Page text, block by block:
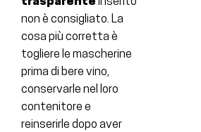
non è consigliato. La
cosa più corretta è
togliere le mascherine
prima di bere vino,
conservarle nel loro
contenitore e
reinserirle dopo aver